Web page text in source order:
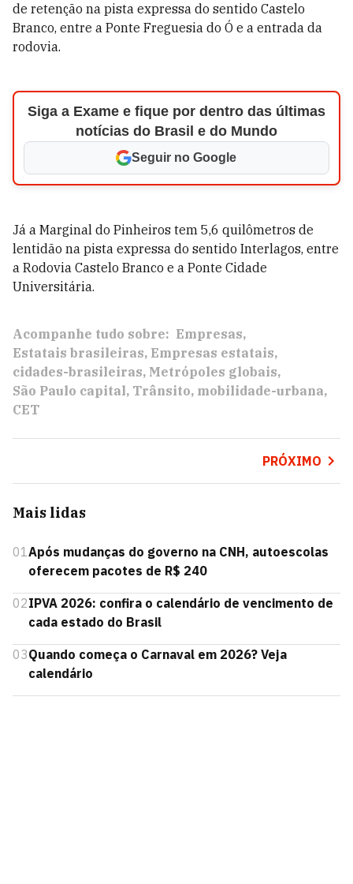
de retenção na pista expressa do sentido Castelo
Branco, entre a Ponte Freguesia do Ó e a entrada da
rodovia.
Siga a Exame e fique por dentro das últimas
notícias do Brasil e do Mundo
Seguir no Google
Já a Marginal do Pinheiros tem 5,6 quilômetros de
lentidão na pista expressa do sentido Interlagos, entre
a Rodovia Castelo Branco e a Ponte Cidade
Universitária.
Acompanhe tudo sobre: Empresas
Estatais brasileiras Empresas estatais
cidades-brasileiras Metrópoles globais
São Paulo capital Trânsito mobilidade-urbana
CET
PRÓXIMO
Mais lidas
01Após mudanças do governo na CNH, autoescolas
oferecem pacotes de R$ 240
02IPVA 2026: confira o calendário de vencimento de
cada estado do Brasil
03Quando começa o Carnaval em 2026? Veja
calendário